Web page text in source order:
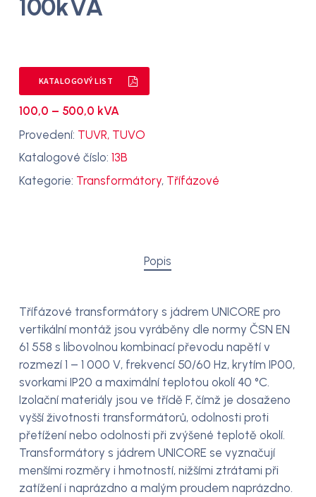
100kVA
KATALOGOVÝ LIST
100,0 – 500,0 kVA
Provedení: TUVR, TUVO
Katalogové číslo: 13B
Kategorie: Transformátory, Třífázové
Popis
Třífázové transformátory s jádrem UNICORE pro
vertikální montáž jsou vyráběny dle normy ČSN EN
61 558 s libovolnou kombinací převodu napětí v
rozmezí 1 – 1 000 V, frekvencí 50/60 Hz, krytím IP00,
svorkami IP20 a maximální teplotou okolí 40 °C.
Izolační materiály jsou ve třídě F, čímž je dosaženo
vyšší životnosti transformátorů, odolnosti proti
přetížení nebo odolnosti při zvýšené teplotě okolí.
Transformátory s jádrem UNICORE se vyznačují
menšími rozměry i hmotností, nižšími ztrátami při
zatížení i naprázdno a malým proudem naprázdno.